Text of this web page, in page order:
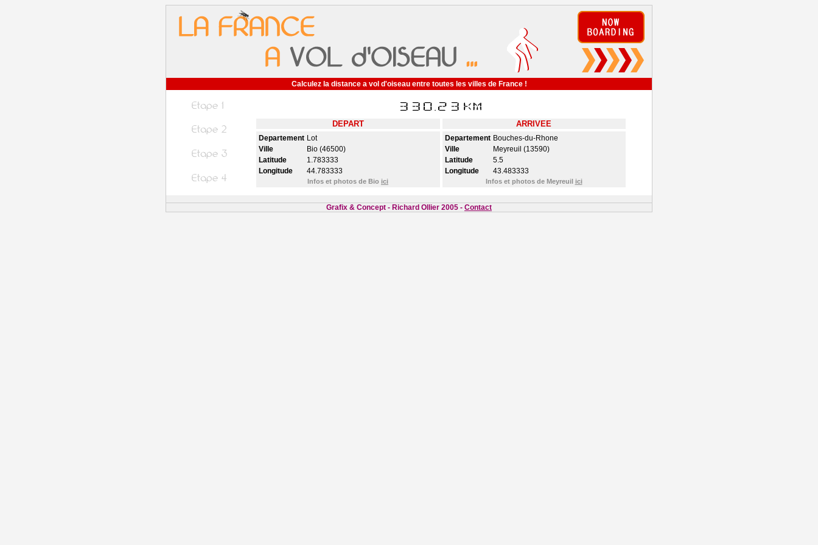
Calculez la distance a vol d'oiseau entre toutes les villes de France !
DEPART ARRIVEE
Departement Lot
Ville
Bio (46500)
Latitude
1.783333
Longitude
44.783333
Infos et photos de Bio ici
Departement Bouches-du-Rhone
Ville
Meyreuil (13590)
Latitude
5.5
Longitude
43.483333
Infos et photos de Meyreuil ici
Grafix & Concept - Richard Ollier 2005 - Contact